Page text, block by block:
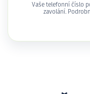
Vaše telefonní číslo
zavolání.